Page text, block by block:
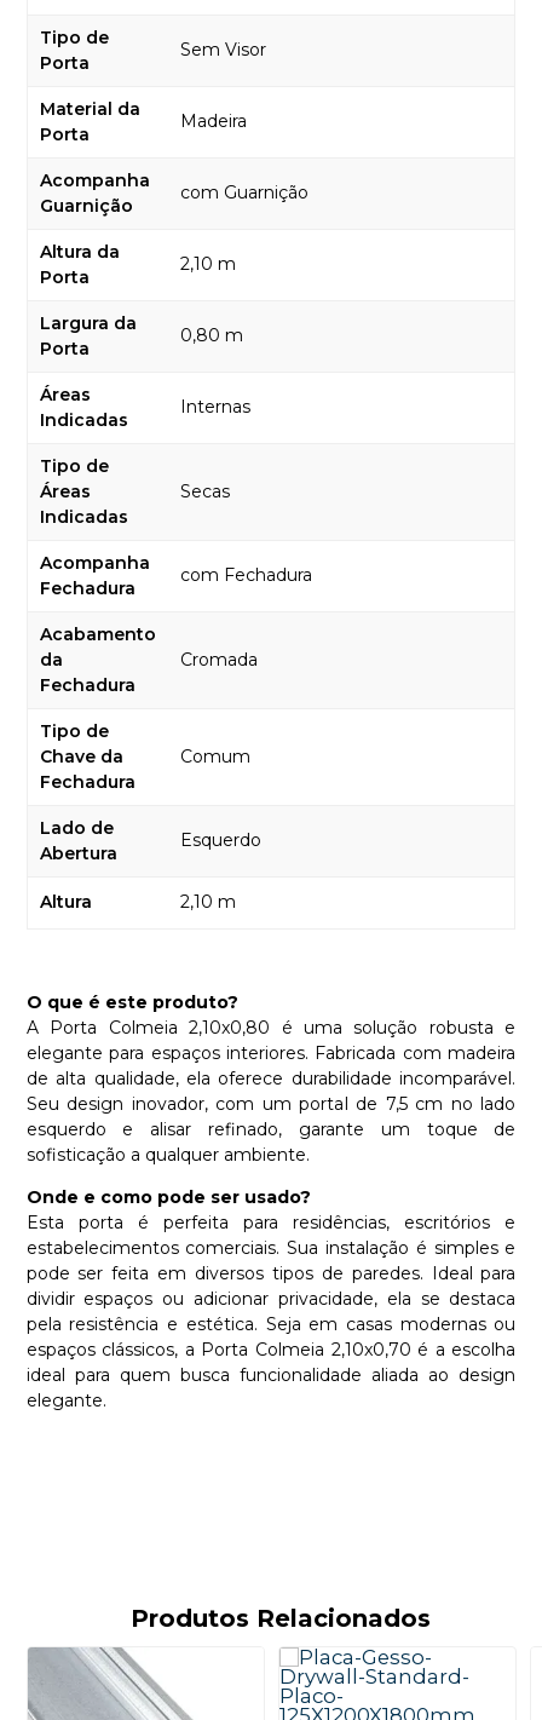
Tipo de
Porta
Sem Visor
Material da
Porta
Madeira
Acompanha
Guarnição
com Guarnição
Altura da
Porta
2,10 m
Largura da
Porta
0,80 m
Áreas
Indicadas
Internas
Tipo de
Áreas
Indicadas
Secas
Acompanha
Fechadura
com Fechadura
Acabamento
da
Fechadura
Cromada
Tipo de
Chave da
Fechadura
Comum
Lado de
Abertura
Esquerdo
Altura 2,10 m
O que é este produto?
A Porta Colmeia 2,10x0,80 é uma solução robusta e
elegante para espaços interiores. Fabricada com madeira
de alta qualidade, ela oferece durabilidade incomparável.
Seu design inovador, com um portal de 7,5 cm no lado
esquerdo e alisar refinado, garante um toque de
sofisticação a qualquer ambiente.
Onde e como pode ser usado?
Esta porta é perfeita para residências, escritórios e
estabelecimentos comerciais. Sua instalação é simples e
pode ser feita em diversos tipos de paredes. Ideal para
dividir espaços ou adicionar privacidade, ela se destaca
pela resistência e estética. Seja em casas modernas ou
espaços clássicos, a Porta Colmeia 2,10x0,70 é a escolha
ideal para quem busca funcionalidade aliada ao design
elegante.
Produtos Relacionados